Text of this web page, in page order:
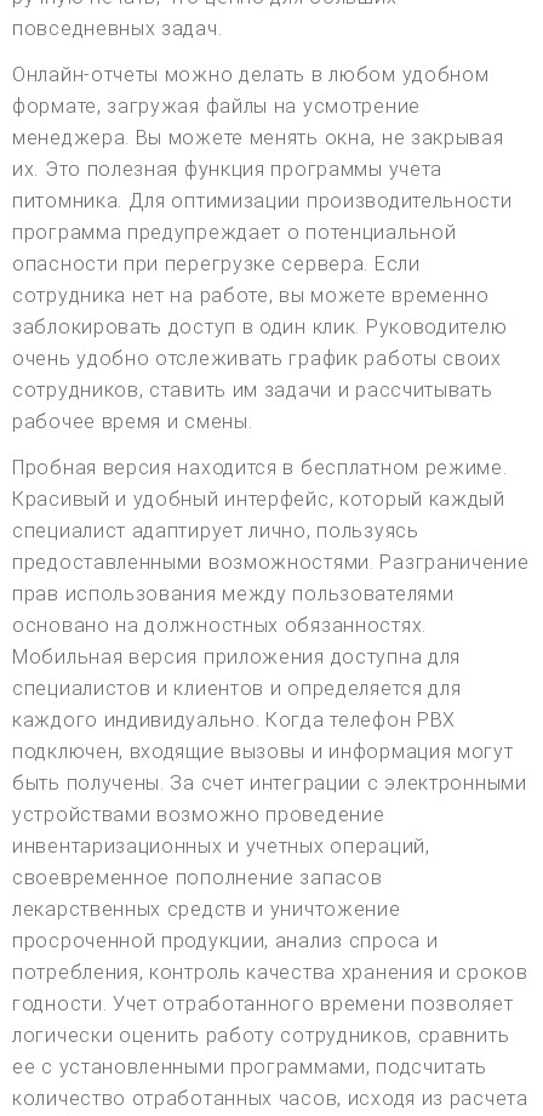
повседневных задач.
Онлайн-отчеты можно делать в любом удобном
формате, загружая файлы на усмотрение
менеджера. Вы можете менять окна, не закрывая
их. Это полезная функция программы учета
питомника. Для оптимизации производительности
программа предупреждает о потенциальной
опасности при перегрузке сервера. Если
сотрудника нет на работе, вы можете временно
заблокировать доступ в один клик. Руководителю
очень удобно отслеживать график работы своих
сотрудников, ставить им задачи и рассчитывать
рабочее время и смены.
Пробная версия находится в бесплатном режиме.
Красивый и удобный интерфейс, который каждый
специалист адаптирует лично, пользуясь
предоставленными возможностями. Разграничение
прав использования между пользователями
основано на должностных обязанностях.
Мобильная версия приложения доступна для
специалистов и клиентов и определяется для
каждого индивидуально. Когда телефон PBX
подключен, входящие вызовы и информация могут
быть получены. За счет интеграции с электронными
устройствами возможно проведение
инвентаризационных и учетных операций,
своевременное пополнение запасов
лекарственных средств и уничтожение
просроченной продукции, анализ спроса и
потребления, контроль качества хранения и сроков
годности. Учет отработанного времени позволяет
логически оценить работу сотрудников, сравнить
ее с установленными программами, подсчитать
количество отработанных часов, исходя из расчета